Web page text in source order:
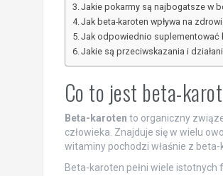
Jakie pokarmy są najbogatsze w
Jak beta-karoten wpływa na
Jak odpowiednio suplementować
Jakie są przeciwskazania i
Co to jest beta-
Beta-karoten to organiczny
człowieka. Znajduje się w wielu
witaminy pochodzi właśnie z beta-
Beta-karoten pełni wiele istotnych